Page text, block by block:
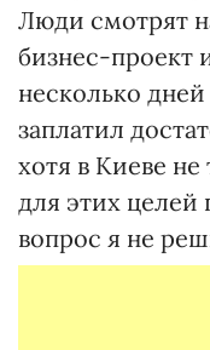
Люди смотрят
бизнес-проект
несколько
заплатил
хотя в Киеве
для этих целей
вопрос я не